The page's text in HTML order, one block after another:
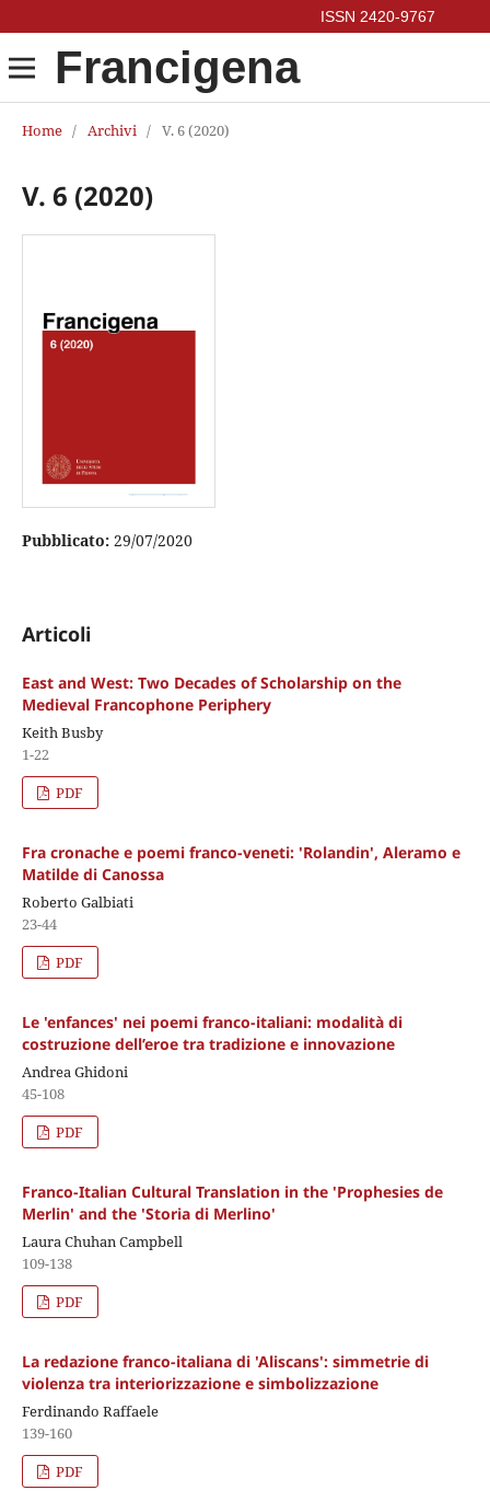
Francigena
Home / Archivi / V. 6 (2020)
V. 6 (2020)
Pubblicato: 29/07/2020
Articoli
East and West: Two Decades of Scholarship on the
Medieval Francophone Periphery
Keith Busby
1-22
PDF
Fra cronache e poemi franco-veneti: 'Rolandin', Aleramo e
Matilde di Canossa
Roberto Galbiati
23-44
PDF
Le 'enfances' nei poemi franco-italiani: modalità di
costruzione dell’eroe tra tradizione e innovazione
Andrea Ghidoni
45-108
PDF
Franco-Italian Cultural Translation in the 'Prophesies de
Merlin' and the 'Storia di Merlino'
Laura Chuhan Campbell
109-138
PDF
La redazione franco-italiana di 'Aliscans': simmetrie di
violenza tra interiorizzazione e simbolizzazione
Ferdinando Raffaele
139-160
PDF